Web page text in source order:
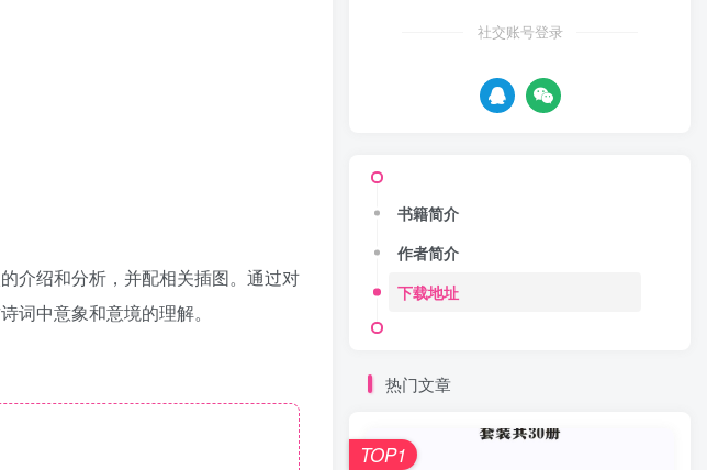
介绍和分析，并配相关插图。通过对
词中意象和意境的理解。
社交账号登录
书籍简介
作者简介
下载地址
热门文章
TOP1